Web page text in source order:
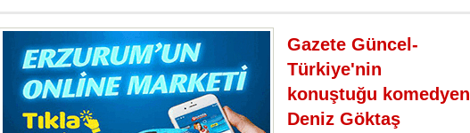
Gazete Güncel-
Türkiye'nin
konuştuğu komedyen
Deniz Göktaş